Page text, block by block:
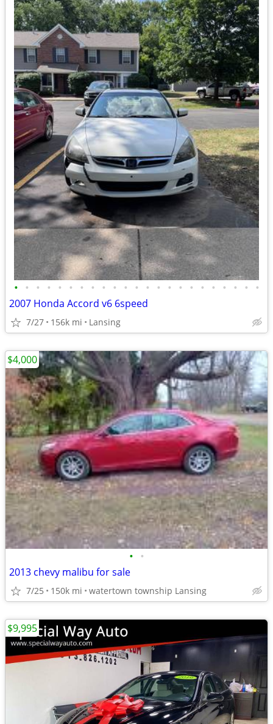
• • • • • • • • • • • • • • • • • • • • • • •
2007 Honda Accord v6 6speed
7/27 156k mi Lansing
• •
2013 chevy malibu for sale
7/25 150k mi watertown township Lansing
$4,000
$9,995